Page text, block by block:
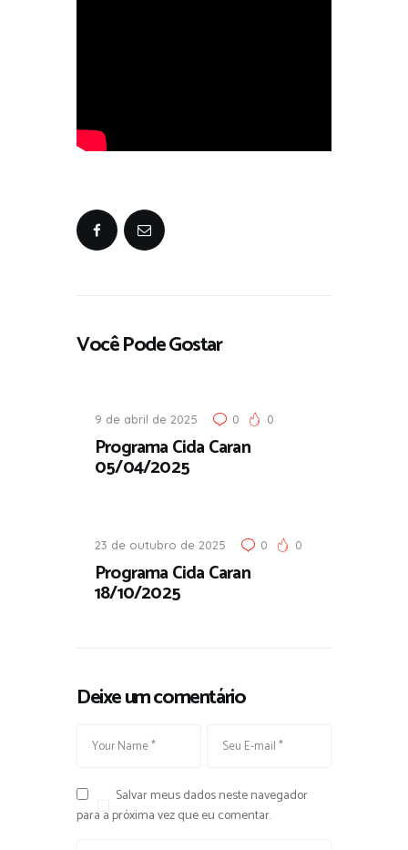
Você Pode Gostar
9 de abril de 2025 0 0
Programa Cida Caran
05/04/2025
23 de outubro de 2025 0 0
Programa Cida Caran
18/10/2025
Deixe um comentário
Salvar meus dados neste navegador
para a próxima vez que eu comentar.